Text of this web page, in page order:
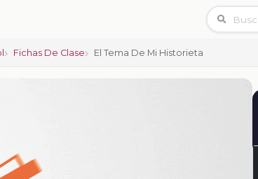
Fichas De Clase El Tema De Mi Historieta